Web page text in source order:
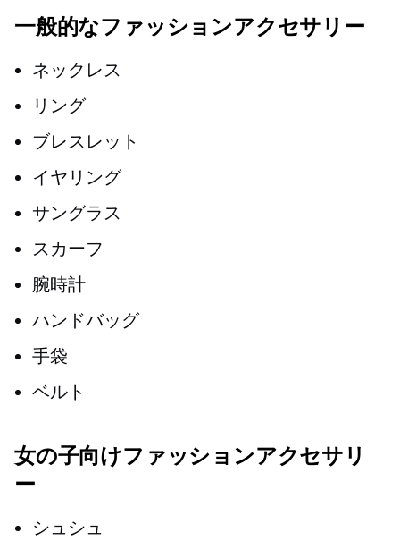
一般的なファッションアクセサリー
ネックレス
リング
ブレスレット
イヤリング
サングラス
スカーフ
腕時計
ハンドバッグ
手袋
ベルト
女の子向けファッションアクセサリ
ー
シュシュ